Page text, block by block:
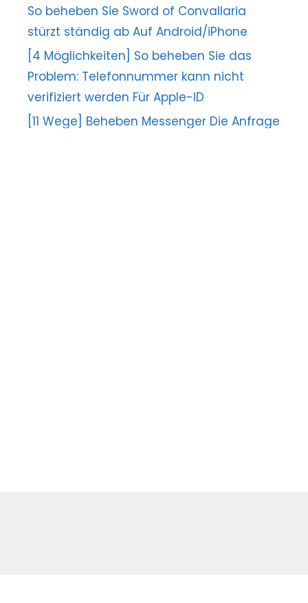
So beheben Sie Sword of Convallaria
stürzt ständig ab Auf Android/iPhone
[4 Möglichkeiten] So beheben Sie das
Problem: Telefonnummer kann nicht
verifiziert werden Für Apple-ID
[11 Wege] Beheben Messenger Die Anfrage